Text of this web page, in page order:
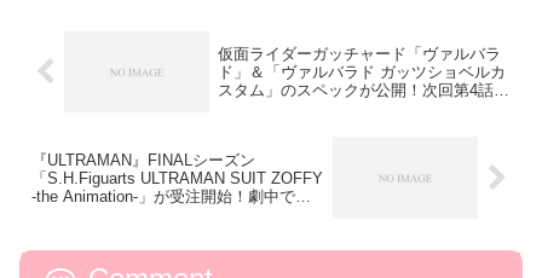
仮面ライダーガッチャード「ヴァルバラ
ド」＆「ヴァルバラド ガッツショベルカ
スタム」のスペックが公開！次回第4話に
『ULTRAMAN』FINALシーズン
「S.H.Figuarts ULTRAMAN SUIT ZOFFY
-the Animation-」が受注開始！劇中で印